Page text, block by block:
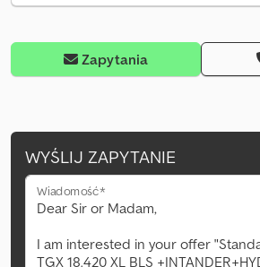
Zapytania
WYŚLIJ ZAPYTANIE
Wiadomość*